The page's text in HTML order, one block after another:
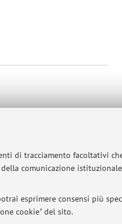
di tracciamento facoltativi
comunicazione
esprimere consensi più
cookie" del sito.